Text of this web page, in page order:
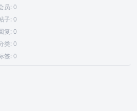
员: 0
子: 0
复: 0
类: 0
签: 0